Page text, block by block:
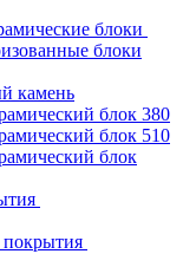
блоки
блоки
камень
блок 380
блок 510
блок